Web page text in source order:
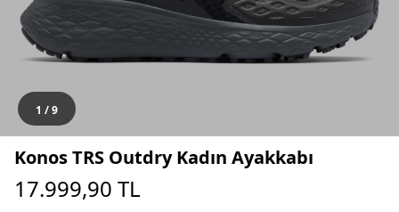
1 /9
Konos TRS Outdry Kadın Ayakkabı
17.999,90 TL